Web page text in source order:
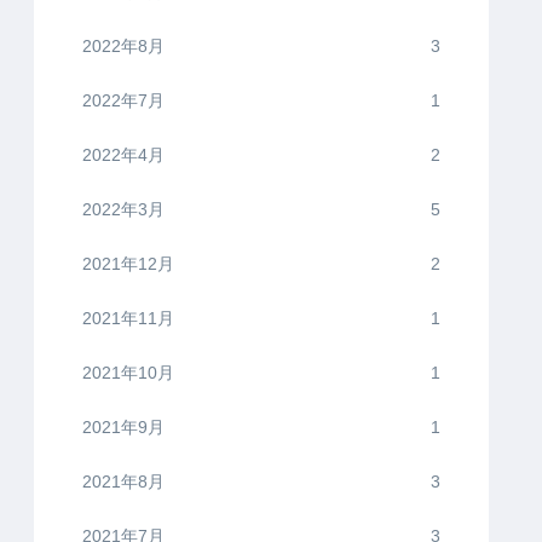
2022年8月 3
2022年7月 1
2022年4月 2
2022年3月 5
2021年12月 2
2021年11月 1
2021年10月 1
2021年9月 1
2021年8月 3
2021年7月 3